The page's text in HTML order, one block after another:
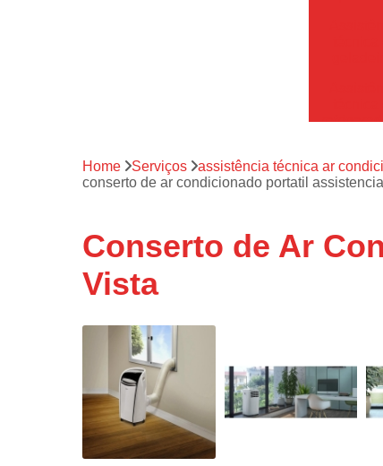
técnica
fogão
lavar
Home Serviços assistência técnica ar
conserto de ar condicionado portatil
Conserto de Ar
Vista